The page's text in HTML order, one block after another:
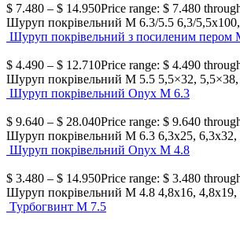
$ 7.480 – $ 14.950Price range: $ 7.480
Шуруп покрівельний М 6.3/5.5 6,3/
Шуруп покрівельний з посиленим пером
$ 4.490 – $ 12.710Price range: $ 4.490
Шуруп покрівельний М 5.5 5,5×32,
Шуруп покрівельний Onyx М 6.3
$ 9.640 – $ 28.040Price range: $ 9.640
Шуруп покрівельний М 6.3 6,3х25,
Шуруп покрівельний Onyx М 4.8
$ 3.480 – $ 14.950Price range: $ 3.480
Шуруп покрівельний М 4.8 4,8х16,
Турбогвинт М 7.5